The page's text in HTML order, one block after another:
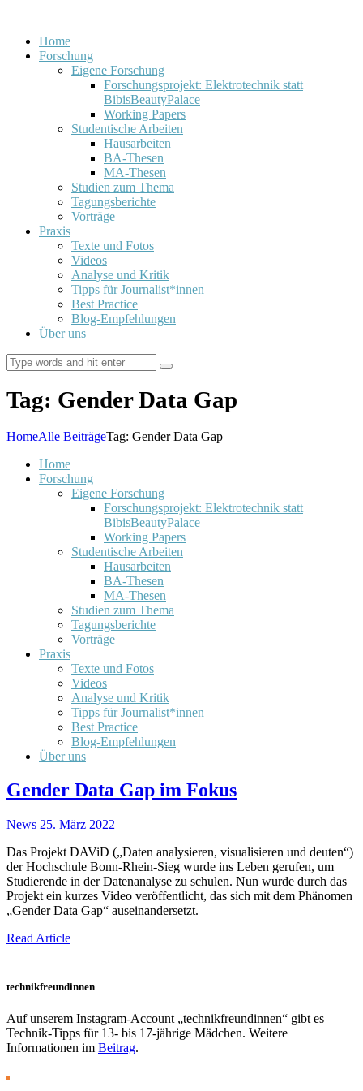
Home
Forschung
Eigene Forschung
Forschungsprojekt: Elektrotechnik statt
BibisBeautyPalace
Working Papers
Studentische Arbeiten
Hausarbeiten
BA-Thesen
MA-Thesen
Studien zum Thema
Tagungsberichte
Vorträge
Praxis
Texte und Fotos
Videos
Analyse und Kritik
Tipps für Journalist*innen
Best Practice
Blog-Empfehlungen
Über uns
Tag: Gender Data Gap
HomeAlle BeiträgeTag: Gender Data Gap
Home
Forschung
Eigene Forschung
Forschungsprojekt: Elektrotechnik statt
BibisBeautyPalace
Working Papers
Studentische Arbeiten
Hausarbeiten
BA-Thesen
MA-Thesen
Studien zum Thema
Tagungsberichte
Vorträge
Praxis
Texte und Fotos
Videos
Analyse und Kritik
Tipps für Journalist*innen
Best Practice
Blog-Empfehlungen
Über uns
Gender Data Gap im Fokus
News 25. März 2022
Das Projekt DAViD („Daten analysieren, visualisieren und deuten“)
der Hochschule Bonn-Rhein-Sieg wurde ins Leben gerufen, um
Studierende in der Datenanalyse zu schulen. Nun wurde durch das
Projekt ein kurzes Video veröffentlicht, das sich mit dem Phänomen
„Gender Data Gap“ auseinandersetzt.
Read Article
technikfreundinnen
Auf unserem Instagram-Account „technikfreundinnen“ gibt es
Technik-Tipps für 13- bis 17-jährige Mädchen. Weitere
Informationen im Beitrag.